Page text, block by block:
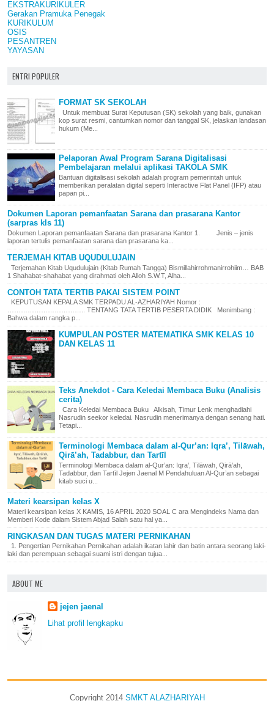
EKSTRAKURIKULER
Gerakan Pramuka Penegak
KURIKULUM
OSIS
PESANTREN
YAYASAN
ENTRI POPULER
FORMAT SK SEKOLAH
Untuk membuat Surat Keputusan (SK) sekolah yang baik, gunakan
kop surat resmi, cantumkan nomor dan tanggal SK, jelaskan landasan
hukum (Me...
Pelaporan Awal Program Sarana Digitalisasi
Pembelajaran melalui aplikasi TAKOLA SMK
Bantuan digitalisasi sekolah adalah program pemerintah untuk
memberikan peralatan digital seperti Interactive Flat Panel (IFP) atau
papan pi...
Dokumen Laporan pemanfaatan Sarana dan prasarana Kantor
(sarpras kls 11)
Dokumen Laporan pemanfaatan Sarana dan prasarana Kantor 1. Jenis – jenis
laporan tertulis pemanfaatan sarana dan prasarana ka...
TERJEMAH KITAB UQUDULUJAIN
Terjemahan Kitab Uqudulujain (Kitab Rumah Tangga) Bismillahirrohmanirrohiim… BAB
1 Shahabat-shahabat yang dirahmati oleh Alloh S.W.T, Alha...
CONTOH TATA TERTIB PAKAI SISTEM POINT
KEPUTUSAN KEPALA SMK TERPADU AL-AZHARIYAH Nomor :
…………………………….. TENTANG TATA TERTIB PESERTA DIDIK Menimbang :
Bahwa dalam rangka p...
KUMPULAN POSTER MATEMATIKA SMK KELAS 10
DAN KELAS 11
Teks Anekdot - Cara Keledai Membaca Buku (Analisis
cerita)
Cara Keledai Membaca Buku Alkisah, Timur Lenk menghadiahi
Nasrudin seekor keledai. Nasrudin menerimanya dengan senang hati.
Tetapi...
Terminologi Membaca dalam al-Qur’an: Iqra’, Tilāwah,
Qirā’ah, Tadabbur, dan Tartīl
Terminologi Membaca dalam al-Qur’an: Iqra’, Tilāwah, Qirā’ah,
Tadabbur, dan Tartīl Jejen Jaenal M Pendahuluan Al-Qur’an sebagai
kitab suci u...
Materi kearsipan kelas X
Materi kearsipan kelas X KAMIS, 16 APRIL 2020 SOAL C ara Mengindeks Nama dan
Memberi Kode dalam Sistem Abjad Salah satu hal ya...
RINGKASAN DAN TUGAS MATERI PERNIKAHAN
1. Pengertian Pernikahan Pernikahan adalah ikatan lahir dan batin antara seorang laki-
laki dan perempuan sebagai suami istri dengan tujua...
ABOUT ME
jejen jaenal
Lihat profil lengkapku
Copyright 2014 SMKT ALAZHARIYAH